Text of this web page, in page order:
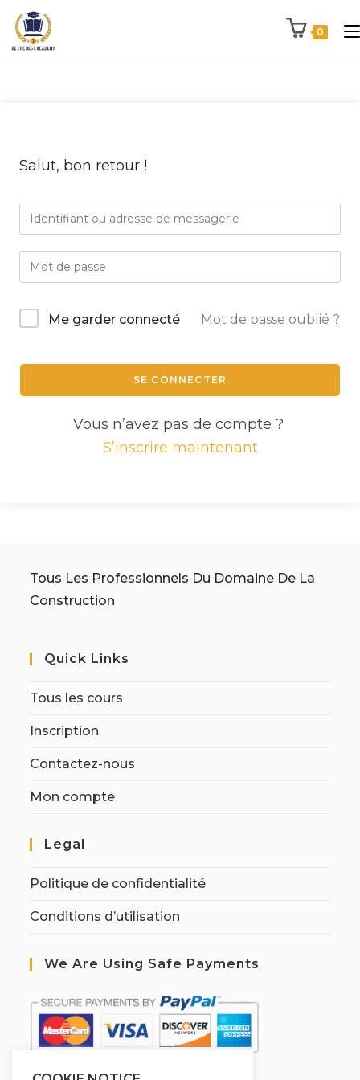
0
Salut, bon retour !
Me garder connecté Mot de passe oublié ?
SE CONNECTER
Vous n’avez pas de compte ?
S’inscrire maintenant
Tous Les Professionnels Du Domaine De La
Construction
Quick Links
Tous les cours
Inscription
Contactez-nous
Mon compte
Legal
Politique de confidentialité
Conditions d’utilisation
We Are Using Safe Payments